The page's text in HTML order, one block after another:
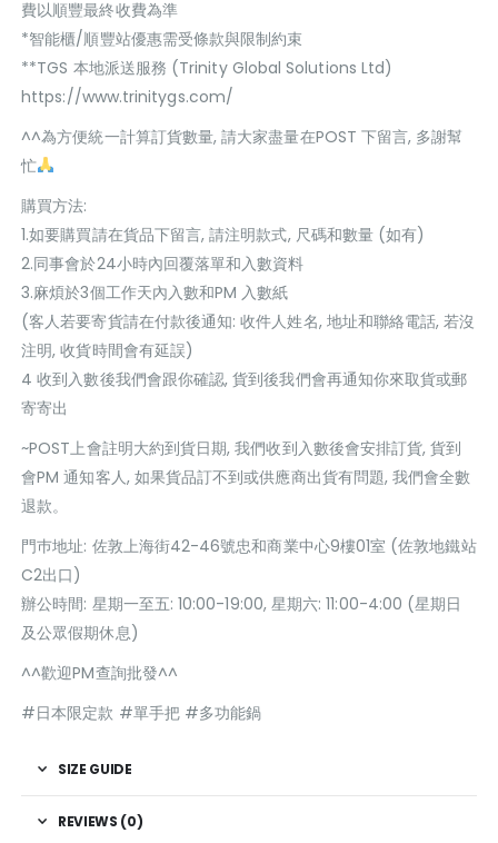
費以順豐最終收費為準
*智能櫃/順豐站優惠需受條款與限制約束
**TGS 本地派送服務 (Trinity Global Solutions Ltd)
https://www.trinitygs.com/
^^為方便統一計算訂貨數量, 請大家盡量在POST 下留言, 多謝幫
忙
購買方法:
1.如要購買請在貨品下留言, 請注明款式, 尺碼和數量 (如有)
2.同事會於24小時內回覆落單和入數資料
3.麻煩於3個工作天內入數和PM 入數紙
(客人若要寄貨請在付款後通知: 收件人姓名, 地址和聯絡電話, 若沒
注明, 收貨時間會有延誤)
4 收到入數後我們會跟你確認, 貨到後我們會再通知你來取貨或郵
寄寄出
~POST上會註明大約到貨日期, 我們收到入數後會安排訂貨, 貨到
會PM 通知客人, 如果貨品訂不到或供應商出貨有問題, 我們會全數
退款。
門巿地址: 佐敦上海街42-46號忠和商業中心9樓01室 (佐敦地鐵站
C2出口)
辦公時間: 星期一至五: 10:00-19:00, 星期六: 11:00-4:00 (星期日
及公眾假期休息)
^^歡迎PM查詢批發^^
#日本限定款 #單手把 #多功能鍋
SIZE GUIDE
REVIEWS (0)